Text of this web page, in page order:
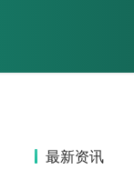
最新资讯